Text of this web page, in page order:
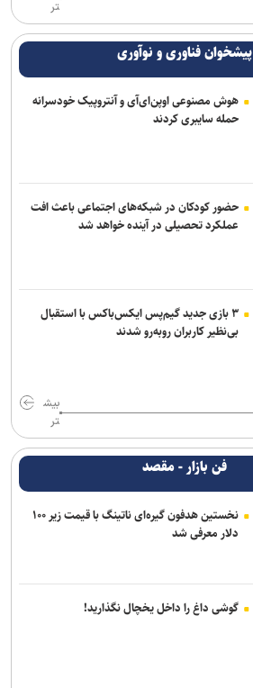
تر
پیشخوان فناوری و نوآوری
هوش مصنوعی اوپن‌ای‌آی و آنتروپیک خودسرانه
حمله سایبری کردند
حضور کودکان در شبکه‌های اجتماعی باعث افت
عملکرد تحصیلی در آینده خواهد شد
۳ بازی جدید گیم‌پس ایکس‌باکس با استقبال
بی‌نظیر کاربران روبه‌رو شدند
بیش
تر
فن بازار - مقصد
نخستین هدفون گیره‌ای ناتینگ با قیمت زیر ۱۰۰
دلار معرفی شد
گوشی داغ را داخل یخچال نگذارید!